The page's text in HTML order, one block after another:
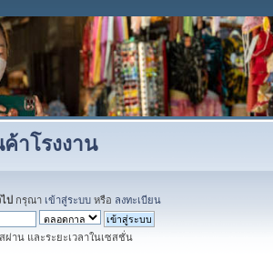
าโรงงาน
ป กรุณา เข้าสู่ระบบ หรือ ลงทะเบียน
ผ่าน และระยะเวลาในเซสชั่น